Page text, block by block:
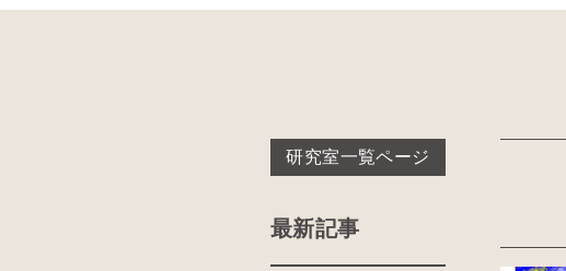
研究室一覧ページ
最新記事